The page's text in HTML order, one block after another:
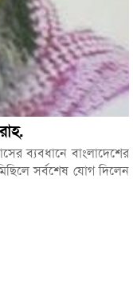
ব্যবধানে বাংলাদেশের
সর্বশেষ যোগ দিলেন